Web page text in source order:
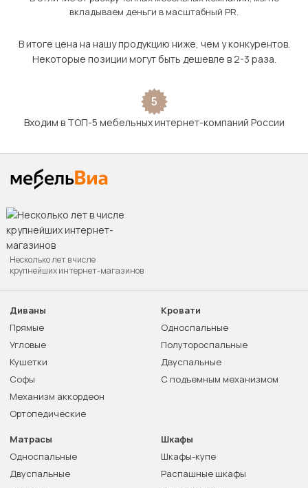
вкладываем деньги в масштабный PR.
В итоге цена на нашу продукцию ниже, чем у конкурентов.
Некоторые позиции могут быть дешевле в 2-3 раза.
5
Входим в ТОП-5 мебельных интернет-компаний России
Несколько лет в числе
крупнейших интернет-магазинов
Диваны
Прямые
Угловые
Кушетки
Софы
Механизм аккордеон
Ортопедические
Кровати
Односпальные
Полутороспальные
Двуспальные
С подъемным механизмом
Матрасы
Односпальные
Двуспальные
Шкафы
Шкафы-купе
Распашные шкафы